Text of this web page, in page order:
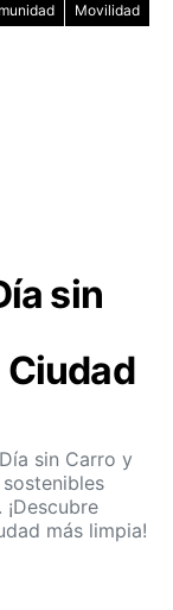
Movilidad
sin
sin Carro y
más limpia!